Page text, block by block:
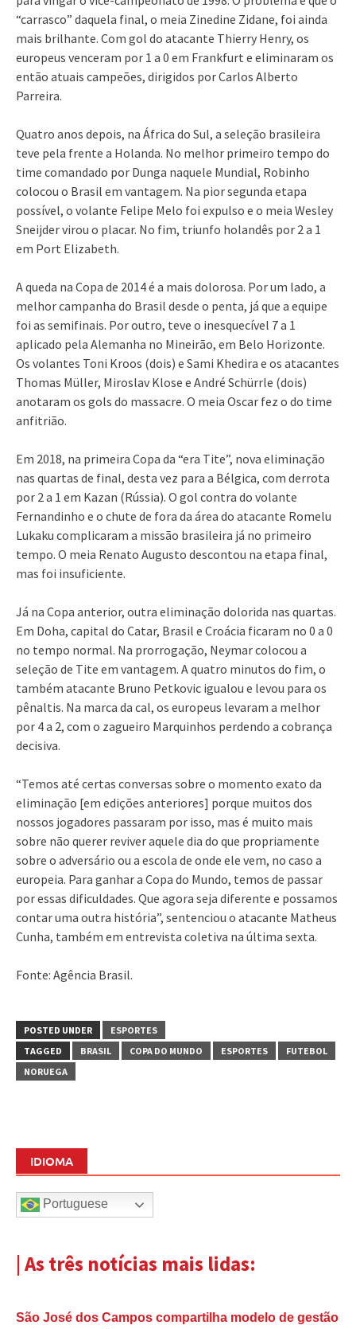
“carrasco” daquela final, o meia Zinedine Zidane, foi ainda
mais brilhante. Com gol do atacante Thierry Henry, os
europeus venceram por 1 a 0 em Frankfurt e eliminaram os
então atuais campeões, dirigidos por Carlos Alberto
Parreira.
Quatro anos depois, na África do Sul, a seleção brasileira
teve pela frente a Holanda. No melhor primeiro tempo do
time comandado por Dunga naquele Mundial, Robinho
colocou o Brasil em vantagem. Na pior segunda etapa
possível, o volante Felipe Melo foi expulso e o meia Wesley
Sneijder virou o placar. No fim, triunfo holandês por 2 a 1
em Port Elizabeth.
A queda na Copa de 2014 é a mais dolorosa. Por um lado, a
melhor campanha do Brasil desde o penta, já que a equipe
foi as semifinais. Por outro, teve o inesquecível 7 a 1
aplicado pela Alemanha no Mineirão, em Belo Horizonte.
Os volantes Toni Kroos (dois) e Sami Khedira e os atacantes
Thomas Müller, Miroslav Klose e André Schürrle (dois)
anotaram os gols do massacre. O meia Oscar fez o do time
anfitrião.
Em 2018, na primeira Copa da “era Tite”, nova eliminação
nas quartas de final, desta vez para a Bélgica, com derrota
por 2 a 1 em Kazan (Rússia). O gol contra do volante
Fernandinho e o chute de fora da área do atacante Romelu
Lukaku complicaram a missão brasileira já no primeiro
tempo. O meia Renato Augusto descontou na etapa final,
mas foi insuficiente.
Já na Copa anterior, outra eliminação dolorida nas quartas.
Em Doha, capital do Catar, Brasil e Croácia ficaram no 0 a 0
no tempo normal. Na prorrogação, Neymar colocou a
seleção de Tite em vantagem. A quatro minutos do fim, o
também atacante Bruno Petkovic igualou e levou para os
pênaltis. Na marca da cal, os europeus levaram a melhor
por 4 a 2, com o zagueiro Marquinhos perdendo a cobrança
decisiva.
“Temos até certas conversas sobre o momento exato da
eliminação [em edições anteriores] porque muitos dos
nossos jogadores passaram por isso, mas é muito mais
sobre não querer reviver aquele dia do que propriamente
sobre o adversário ou a escola de onde ele vem, no caso a
europeia. Para ganhar a Copa do Mundo, temos de passar
por essas dificuldades. Que agora seja diferente e possamos
contar uma outra história”, sentenciou o atacante Matheus
Cunha, também em entrevista coletiva na última sexta.
Fonte: Agência Brasil.
POSTED UNDER
ESPORTES
TAGGED
BRASIL COPA DO MUNDO ESPORTES
FUTEBOL
NORUEGA
IDIOMA
Portuguese
| As três notícias mais lidas:
São José dos Campos compartilha modelo de gestão